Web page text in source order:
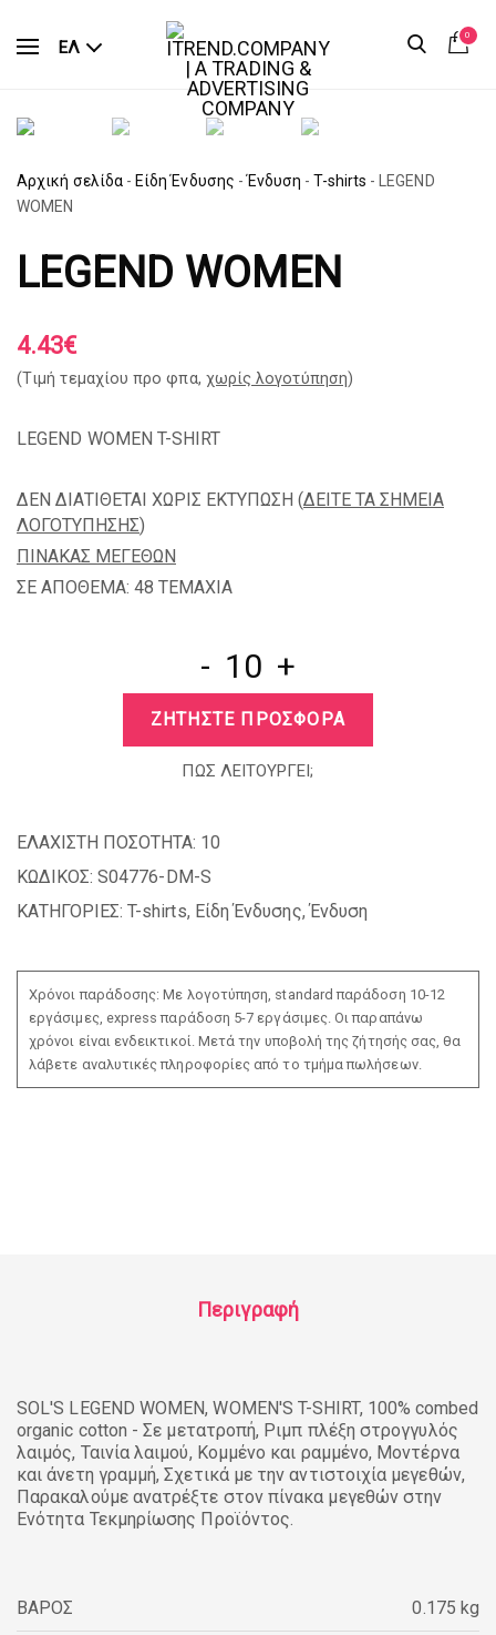
ΕΛ
0
Αρχική σελίδα - Είδη Ένδυσης - Ένδυση - T-shirts -
LEGEND
WOMEN
LEGEND WOMEN
4.43€
(Tιμή τεμαχίου προ φπα, χωρίς λογοτύπηση)
LEGEND WOMEN T-SHIRT
ΔΕΝ ΔΙΑΤΙΘΕΤΑΙ ΧΩΡΙΣ ΕΚΤΥΠΩΣΗ (ΔΕΙΤΕ ΤΑ ΣΗΜΕΙΑ
ΛΟΓΟΤΥΠΗΣΗΣ)
ΠΙΝΑΚΑΣ ΜΕΓΕΘΩΝ
ΣΕ ΑΠΟΘΕΜΑ: 48 TEMAXIA
- +
ΖΗΤΗΣΤΕ ΠΡΟΣΦΟΡΑ
ΠΩΣ ΛΕΙΤΟΥΡΓΕΙ;
ΕΛΑΧΙΣΤΗ ΠΟΣΟΤΗΤΑ: 10
ΚΩΔΙΚΟΣ: S04776-DM-S
ΚΑΤΗΓΟΡΙΕΣ: T-shirts, Είδη Ένδυσης,Ένδυση
Χρόνοι παράδοσης: Με λογοτύπηση, standard παράδοση 10-12
εργάσιμες, express παράδοση 5-7 εργάσιμες. Οι παραπάνω
χρόνοι είναι ενδεικτικοί. Μετά την υποβολή της ζήτησής σας, θα
λάβετε αναλυτικές πληροφορίες από το τμήμα πωλήσεων.
Περιγραφή
SOL'S LEGEND WOMEN, WOMEN'S T-SHIRT, 100% combed
organic cotton - Σε μετατροπή, Ριμπ πλέξη στρογγυλός
λαιμός, Ταινία λαιμού, Κομμένο και ραμμένο, Μοντέρνα
και άνετη γραμμή, Σχετικά με την αντιστοιχία μεγεθών,
Παρακαλούμε ανατρέξτε στον πίνακα μεγεθών στην
Ενότητα Τεκμηρίωσης Προϊόντος.
ΒΑΡΟΣ 0.175 kg